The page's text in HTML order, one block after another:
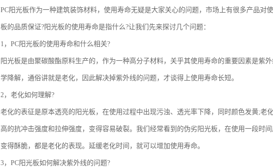
PC阳光板作为一种建筑装饰材料，使用寿命无疑是大家关心的问题，市场上有很多产品对
板的品质保证?阳光板的使用寿命是指什么?让我们先来探讨几个问题：
1，PC阳光板的使用寿命和什么相关?
阳光板是由聚碳酸酯原料生产的，作为一种高分子材料，关乎其使用寿命的重要因素是紫
学降解，通俗讲就是老化，因此解决掉紫外线的问题，才谈得上使用寿命长短。
2，老化如何理解?
老化的表征是原本透亮的阳光板，在使用过程中出现污浊、透光率下降，同时颜色发黄;老
高的抗冲击强度和拉伸强度，变得容易破裂。我们经常看到的伪劣阳光板，在使用一段时
变得酥脆，都是老化的表现。延缓老化时间，就可以增加使用寿命。
3，PC阳光板如何解决紫外线的问题?